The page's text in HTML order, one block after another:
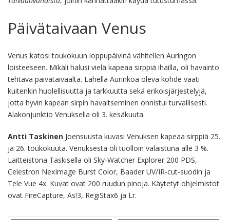
Päivätaivaan Venus
Venus katosi toukokuun loppupäivinä vähitellen Auringon
loisteeseen. Mikäli halusi vielä kapeaa sirppiä ihailla, oli havainto
tehtävä päivätaivaalta. Lähellä Aurinkoa oleva kohde vaati
kuitenkin huolellisuutta ja tarkkuutta sekä erikoisjärjestelyjä,
jotta hyvin kapean sirpin havaitseminen onnistui turvallisesti.
Alakonjunktio Venuksella oli 3. kesäkuuta.
Antti Taskinen Joensuusta kuvasi Venuksen kapeaa sirppiä 25.
ja 26. toukokuuta. Venuksesta oli tuolloin valaistuna alle 3 %.
Laitteistona Taskisella oli Sky-Watcher Explorer 200 PDS,
Celestron NexImage Burst Color, Baader UV/IR-cut-suodin ja
Tele Vue 4x. Kuvat ovat 200 ruudun pinoja. Käytetyt ohjelmistot
ovat FireCapture, As!3, RegiStax6 ja Lr.